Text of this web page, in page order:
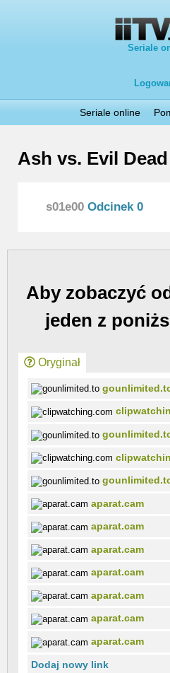
Seriale
Seriale online
Ash vs. Evil Dead
s01e00Odcinek 0
Aby zobaczyć
jeden z
Oryginał
aparat.cam
aparat.cam
aparat.cam
aparat.cam
aparat.cam
aparat.cam
aparat.cam
Dodaj nowy link